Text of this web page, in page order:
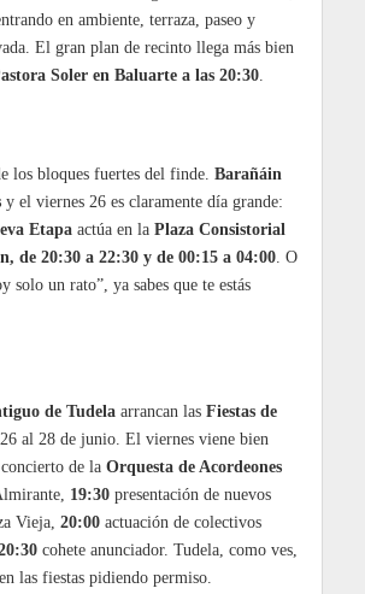
en ambiente, terraza, paseo y
El gran plan de recinto llega más bien
Soler en Baluarte a las 20:30.
los bloques fuertes del finde. Barañáin
y el viernes 26 es claramente día grande:
Etapaactúa en la Plaza Consistorial
de 20:30 a 22:30 y de 00:15 a 04:00. O
solo un rato”, ya sabes que te estás
de Tudelaarrancan las Fiestas de
al 28 de junio. El viernes viene bien
de la Orquesta de Acordeones
19:30presentación de nuevos
Vieja, 20:00actuación de colectivos
cohete anunciador. Tudela, como ves,
las fiestas pidiendo permiso.